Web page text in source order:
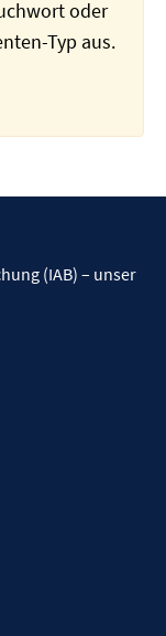
oder
Typ aus.
(IAB) – unser